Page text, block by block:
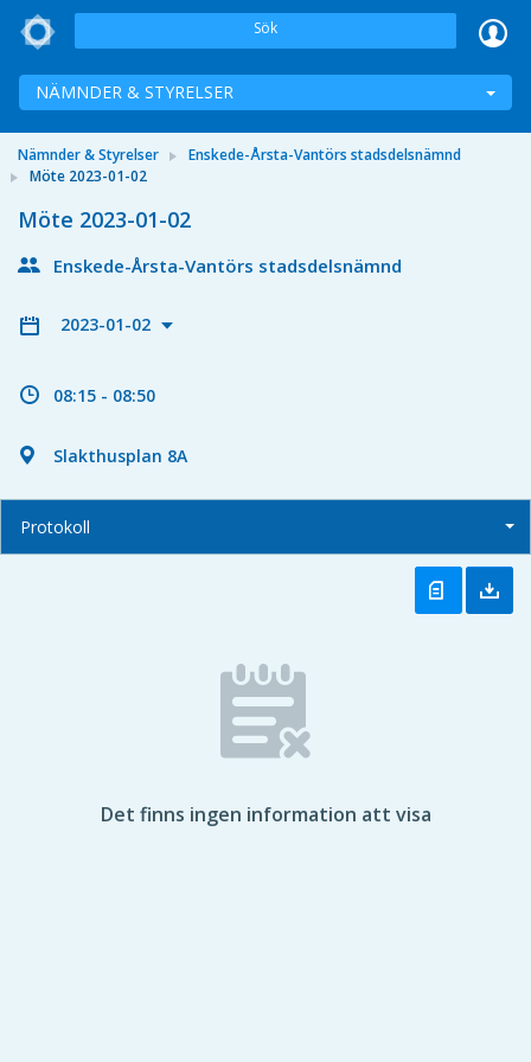
Sök
NÄMNDER & STYRELSER
Nämnder & Styrelser
Enskede-Årsta-Vantörs stadsdelsnämnd
Möte 2023-01-02
Möte 2023-01-02
Enskede-Årsta-Vantörs stadsdelsnämnd
2023-01-02
08:15 - 08:50
Slakthusplan 8A
Protokoll
Det finns ingen information att visa